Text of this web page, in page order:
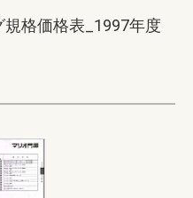
格価格表_1997年度